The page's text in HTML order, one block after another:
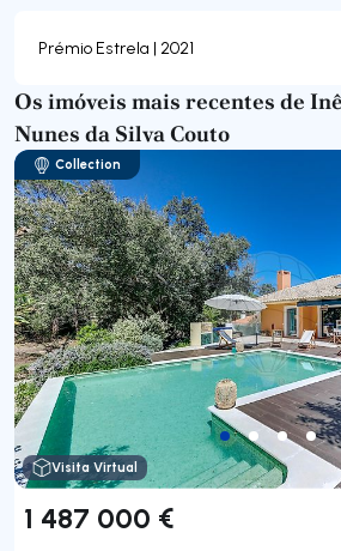
Prémio Estrela | 2021
Os imóveis mais recentes de
Nunes da Silva Couto
Collection
Visita Virtual
1 487 000 €